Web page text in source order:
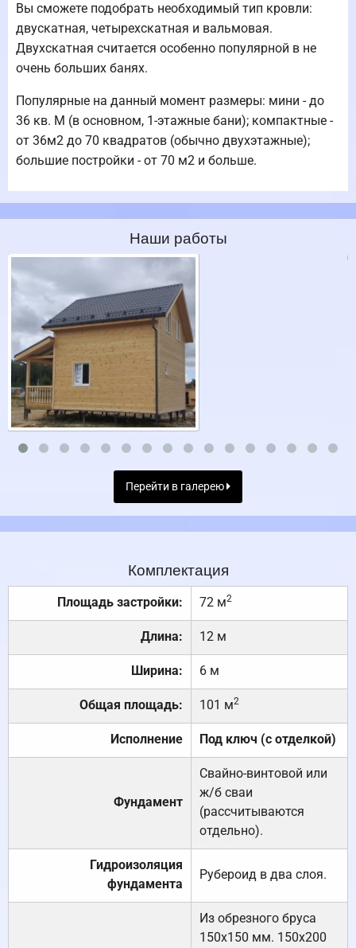
Вы сможете подобрать необходимый тип кровли:
двускатная, четырехскатная и вальмовая.
Двухскатная считается особенно популярной в не
очень больших банях.
Популярные на данный момент размеры: мини - до
36 кв. М (в основном, 1-этажные бани); компактные -
от 36м2 до 70 квадратов (обычно двухэтажные);
большие постройки - от 70 м2 и больше.
Наши работы
Перейти в галерею
Комплектация
Площадь застройки: 72 м2
Длина: 12 м
Ширина: 6 м
Общая площадь: 101 м2
Исполнение Под ключ (с отделкой)
Фундамент
Свайно-винтовой или
ж/б сваи
(рассчитываются
отдельно).
Гидроизоляция
фундамента
Рубероид в два слоя.
Из обрезного бруса
150х150 мм. 150х200